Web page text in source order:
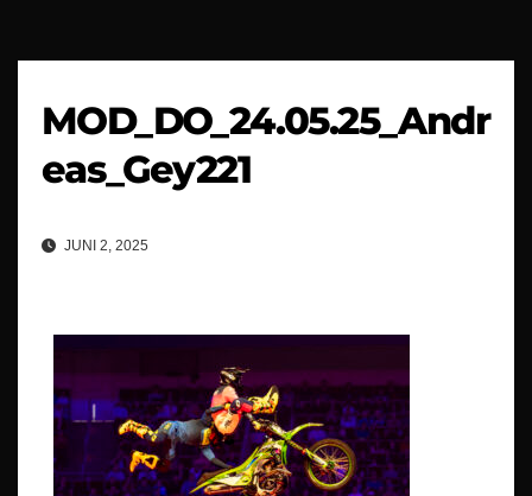
MOD_DO_24.05.25_Andr
eas_Gey221
JUNI 2, 2025